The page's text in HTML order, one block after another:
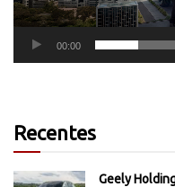
00:00
Recentes
Geely